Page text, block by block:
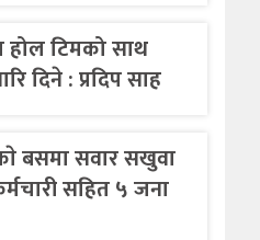
होल टिमको साथ
दिने : प्रदिप साह
बसमा सवार सखुवा
सहित ५ जना